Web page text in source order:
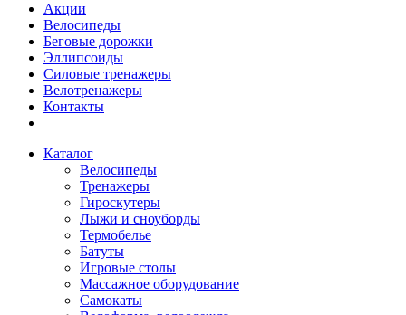
Акции
Велосипеды
Беговые дорожки
Эллипсоиды
Силовые тренажеры
Велотренажеры
Контакты
Каталог
Велосипеды
Тренажеры
Гироскутеры
Лыжи и сноуборды
Термобелье
Батуты
Игровые столы
Массажное оборудование
Самокаты